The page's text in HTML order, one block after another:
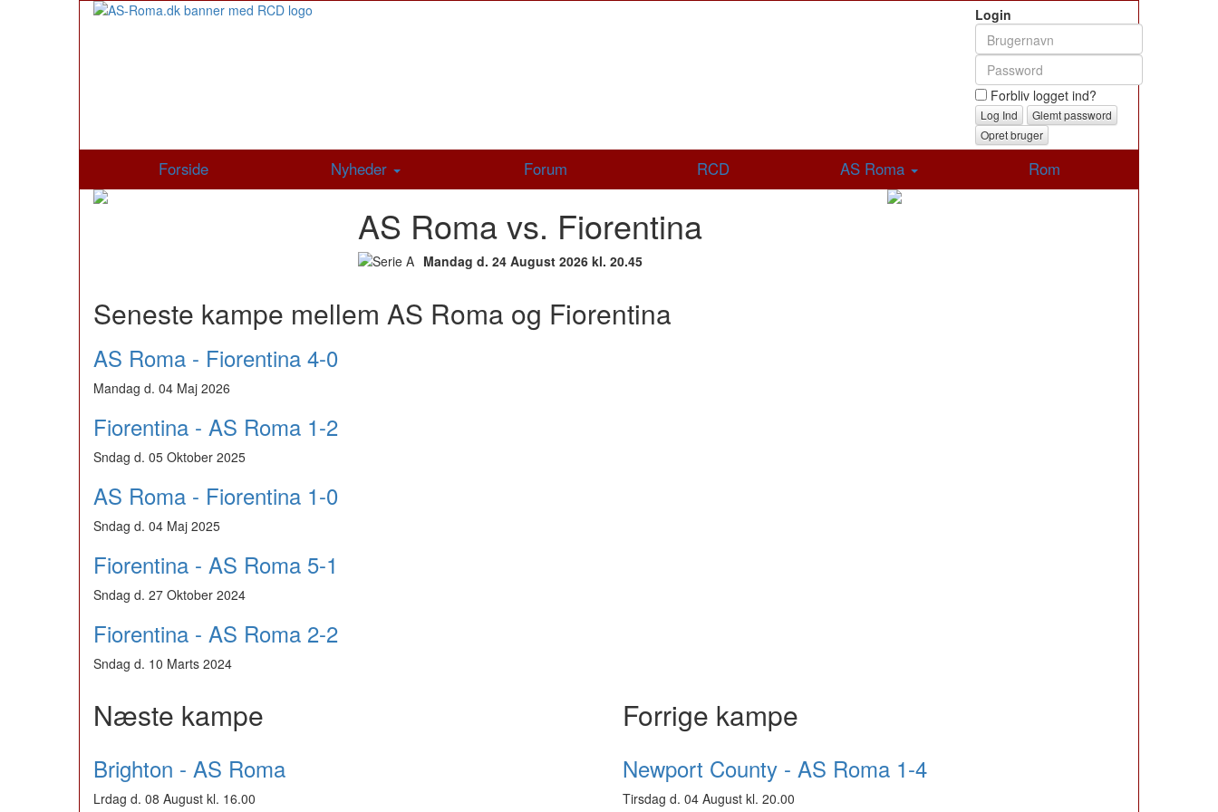
Login
Forbliv logget ind?
Glemt password
Opret bruger
Forside Nyheder Forum RCD AS Roma Rom
AS Roma vs. Fiorentina
Mandag d. 24 August 2026 kl. 20.45
Seneste kampe mellem AS Roma og Fiorentina
AS Roma - Fiorentina 4-0
Mandag d. 04 Maj 2026
Fiorentina - AS Roma 1-2
Sndag d. 05 Oktober 2025
AS Roma - Fiorentina 1-0
Sndag d. 04 Maj 2025
Fiorentina - AS Roma 5-1
Sndag d. 27 Oktober 2024
Fiorentina - AS Roma 2-2
Sndag d. 10 Marts 2024
Næste kampe
Brighton - AS Roma
Lrdag d. 08 August kl. 16.00
Forrige kampe
Newport County - AS Roma 1-4
Tirsdag d. 04 August kl. 20.00